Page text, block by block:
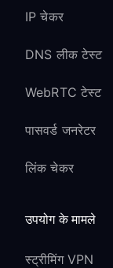
IP चेकर
DNS लीक टेस्ट
WebRTC टेस्ट
पासवर्ड जनरेटर
लिंक चेकर
उपयोग के मामले
स्ट्रीमिंग VPN